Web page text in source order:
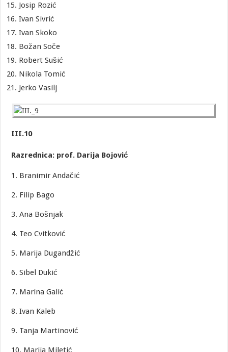
Josip Rozić
Ivan Sivrić
Ivan Skoko
Božan Soče
Robert Sušić
Nikola Tomić
Jerko Vasilj
III.10
Razrednica: prof. Darija Bojović
1. Branimir Andačić
2. Filip Bago
3. Ana Bošnjak
4. Teo Cvitković
5. Marija Dugandžić
6. Sibel Dukić
7. Marina Galić
8. Ivan Kaleb
9. Tanja Martinović
10. Marija Miletić